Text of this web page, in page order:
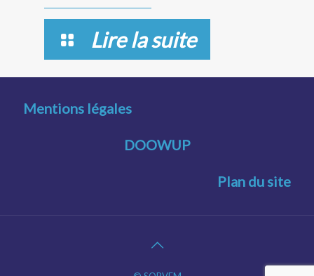
Lire la suite
Mentions légales
DOOWUP
Plan du site